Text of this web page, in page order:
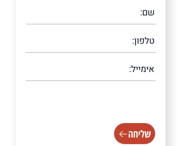
שליחה